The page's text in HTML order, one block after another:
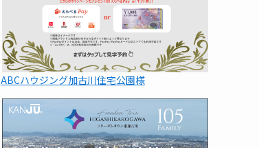
ABCハウジング加古川住宅公園様